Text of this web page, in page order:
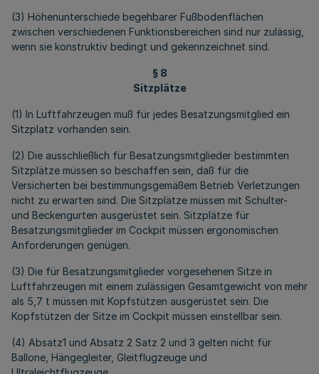
(3) Höhenunterschiede begehbarer Fußbodenflächen
zwischen verschiedenen Funktionsbereichen sind nur zulässig,
wenn sie konstruktiv bedingt und gekennzeichnet sind.
§ 8
Sitzplätze
(1) In Luftfahrzeugen muß für jedes Besatzungsmitglied ein
Sitzplatz vorhanden sein.
(2) Die ausschließlich für Besatzungsmitglieder bestimmten
Sitzplätze müssen so beschaffen sein, daß für die
Versicherten bei bestimmungsgemäßem Betrieb Verletzungen
nicht zu erwarten sind. Die Sitzplätze müssen mit Schulter-
und Beckengurten ausgerüstet sein. Sitzplätze für
Besatzungsmitglieder im Cockpit müssen ergonomischen
Anforderungen genügen.
(3) Die für Besatzungsmitglieder vorgesehenen Sitze in
Luftfahrzeugen mit einem zulässigen Gesamtgewicht von mehr
als 5,7 t müssen mit Kopfstützen ausgerüstet sein. Die
Kopfstützen der Sitze im Cockpit müssen einstellbar sein.
(4) Absatz1 und Absatz 2 Satz 2 und 3 gelten nicht für
Ballone, Hängegleiter, Gleitflugzeuge und